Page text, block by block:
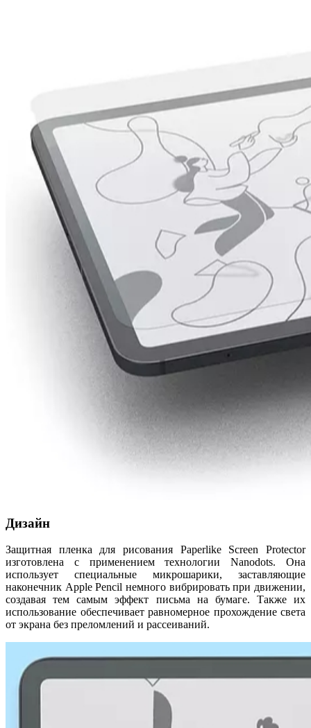
Дизайн
Защитная пленка для рисования Paperlike Screen Protector
изготовлена с применением технологии Nanodots. Она
использует специальные микрошарики, заставляющие
наконечник Apple Pencil немного вибрировать при движении,
создавая тем самым эффект письма на бумаге. Также их
использование обеспечивает равномерное прохождение света
от экрана без преломлений и рассеиваний.